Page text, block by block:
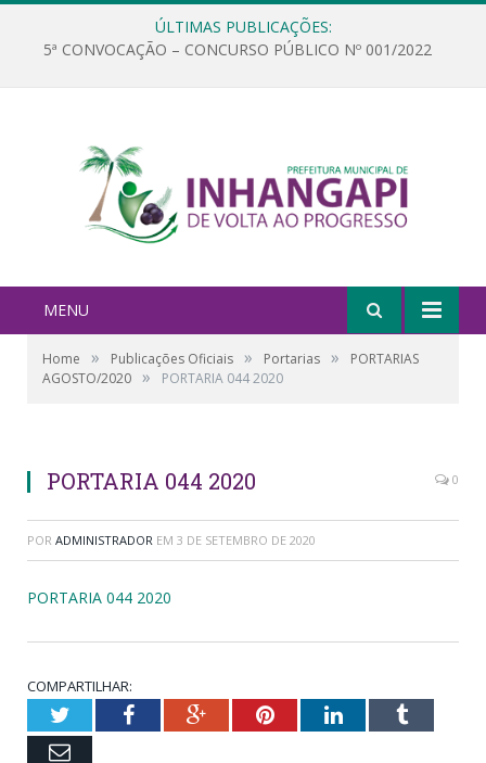
ÚLTIMAS PUBLICAÇÕES:
5ª CONVOCAÇÃO – CONCURSO PÚBLICO Nº 001/2022
MENU
Home » Publicações Oficiais » Portarias »
PORTARIAS
AGOSTO/2020 » PORTARIA 044 2020
PORTARIA 044 2020 0
POR ADMINISTRADOR EM 3 DE SETEMBRO DE 2020
PORTARIA 044 2020
COMPARTILHAR:
TwitterFacebookGoogle+PinterestLinkedInTumblr
Email